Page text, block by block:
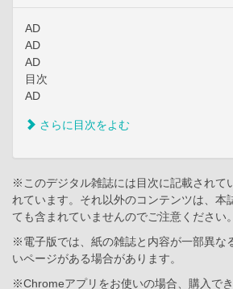
AD
AD
AD
目次
AD
さらに目次をよむ
※このデジタル雑誌には目次に記載されて
れています。それ以外のコンテンツは、本
ても含まれていませんのでご注意ください。
※電子版では、紙の雑誌と内容が一部異な
いページがある場合があります。
※Chromeアプリをお使いの場合、購入で